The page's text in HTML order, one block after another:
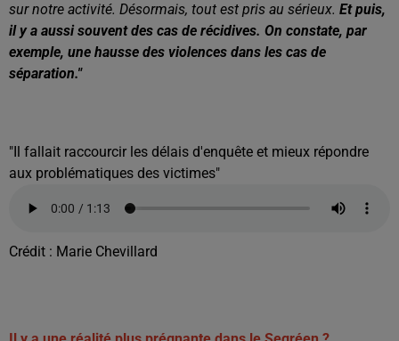
sur notre activité. Désormais, tout est pris au sérieux. Et puis,
il y a aussi souvent des cas de récidives. On constate, par
exemple, une hausse des violences dans les cas de
séparation."
"Il fallait raccourcir les délais d'enquête et mieux répondre
aux problématiques des victimes"
Crédit : Marie Chevillard